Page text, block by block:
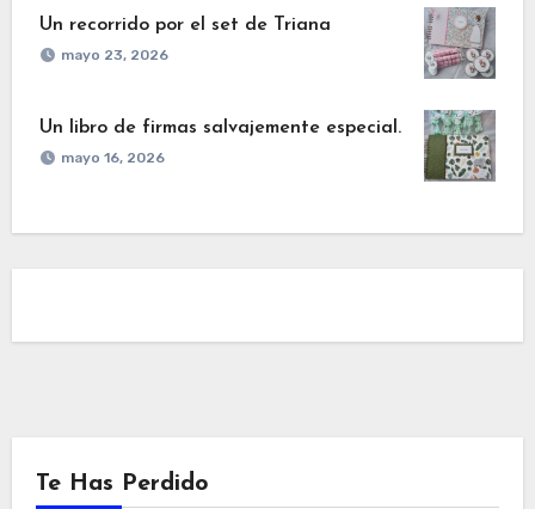
Un recorrido por el set de Triana
mayo 23, 2026
Un libro de firmas salvajemente especial.
mayo 16, 2026
Te Has Perdido